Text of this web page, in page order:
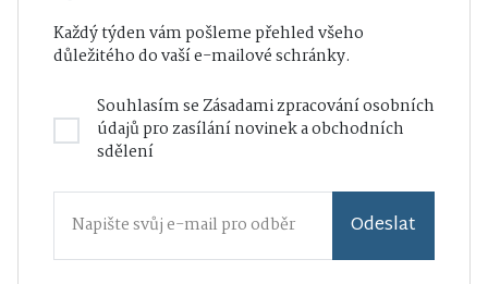
Každý týden vám pošleme přehled všeho
důležitého do vaší e-mailové schránky.
Souhlasím seZásadami zpracování osobních
údajůpro zasílání novinek a obchodních
sdělení
Odeslat